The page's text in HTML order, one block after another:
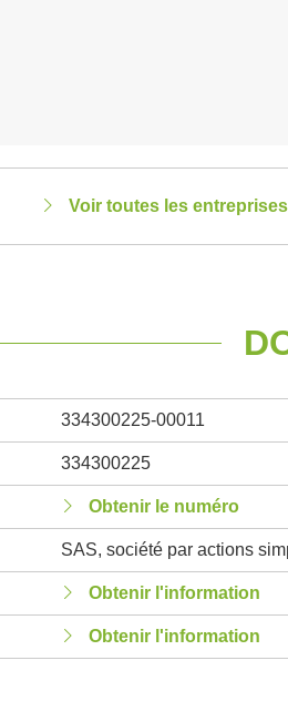
Voir toutes les
334300225-00011
334300225
Obtenir le numéro
SAS, société par actions
Obtenir l'information
Obtenir l'information